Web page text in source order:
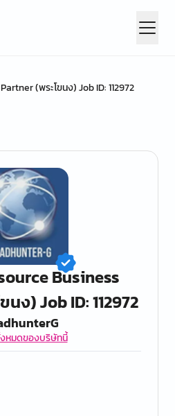
(พระโขนง) Job ID: 112972
Business
ง) Job ID: 112972
หมดของบริษัทนี้